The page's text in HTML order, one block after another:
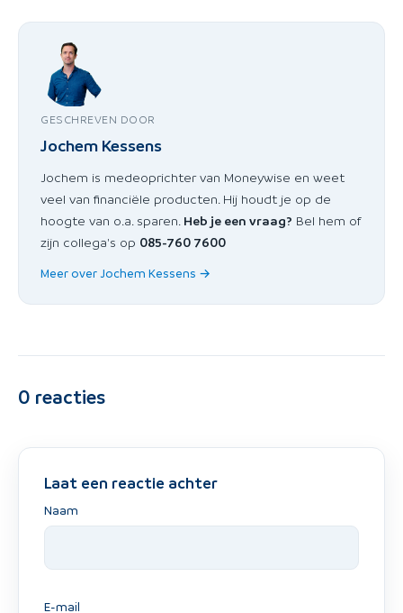
GESCHREVEN DOOR
Jochem Kessens
Jochem is medeoprichter van Moneywise en weet
veel van financiële producten. Hij houdt je op de
hoogte van o.a. sparen. Heb je een vraag? Bel hem of
zijn collega's op 085-760 7600
Meer over Jochem Kessens →
0 reacties
Laat een reactie achter
Naam
E-mail